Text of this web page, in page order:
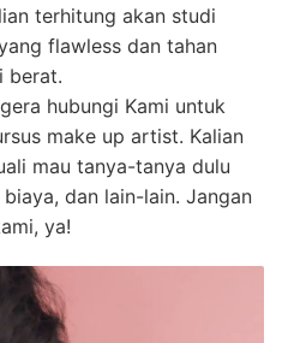
terhitung akan studi
flawless dan tahan
berat.
hubungi Kami untuk
make up artist. Kalian
mau tanya-tanya dulu
dan lain-lain. Jangan
ya!